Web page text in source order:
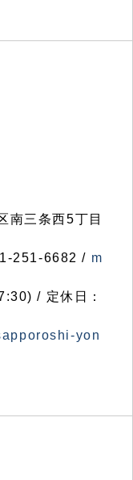
三条西5丁目
251-6682 / m
/ 定休日：
yon